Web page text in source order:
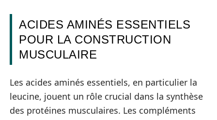
ACIDES AMINÉS ESSENTIELS
POUR LA CONSTRUCTION
MUSCULAIRE
Les acides aminés essentiels, en particulier la
leucine, jouent un rôle crucial dans la synthèse
des protéines musculaires. Les compléments